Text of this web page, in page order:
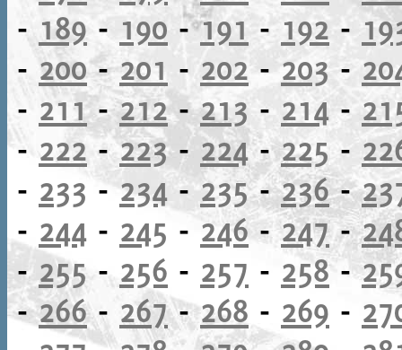
- 189 - 190 -191- 192 -
- 200-201 - 202-203 -
- 211-212-213 - 214 -
- 222 -223-224-225-
- 233 -234 -235-236-
- 244 - 245 - 246-247-
- 255- 256 - 257 - 258-
-266- 267-268 - 269 -